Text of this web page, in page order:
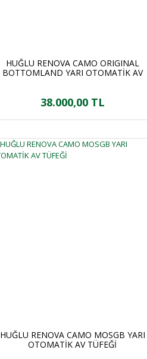
HUĞLU RENOVA CAMO ORIGINAL
BOTTOMLAND YARI OTOMATİK AV
38.000,00 TL
HUĞLU RENOVA CAMO MOSGB YARI
OTOMATİK AV TÜFEĞİ